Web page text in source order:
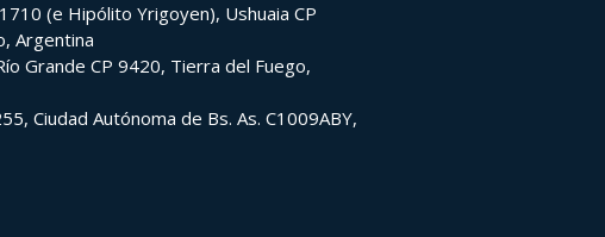
(e Hipólito Yrigoyen), Ushuaia CP
Argentina
Grande CP 9420, Tierra del Fuego,
Ciudad Autónoma de Bs. As. C1009ABY,